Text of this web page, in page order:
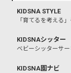
KIDSNA STYLE
「育てるを考える
KIDSNAシッター
ベビーシッターサー
KIDSNA園ナビ